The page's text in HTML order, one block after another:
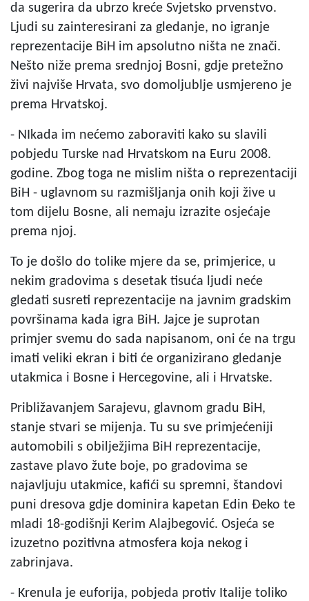
da sugerira da ubrzo kreće Svjetsko prvenstvo.
Ljudi su zainteresirani za gledanje, no igranje
reprezentacije BiH im apsolutno ništa ne znači.
Nešto niže prema srednjoj Bosni, gdje pretežno
živi najviše Hrvata, svo domoljublje usmjereno je
prema Hrvatskoj.
- NIkada im nećemo zaboraviti kako su slavili
pobjedu Turske nad Hrvatskom na Euru 2008.
godine. Zbog toga ne mislim ništa o reprezentaciji
BiH - uglavnom su razmišljanja onih koji žive u
tom dijelu Bosne, ali nemaju izrazite osjećaje
prema njoj.
To je došlo do tolike mjere da se, primjerice, u
nekim gradovima s desetak tisuća ljudi neće
gledati susreti reprezentacije na javnim gradskim
površinama kada igra BiH. Jajce je suprotan
primjer svemu do sada napisanom, oni će na trgu
imati veliki ekran i biti će organizirano gledanje
utakmica i Bosne i Hercegovine, ali i Hrvatske.
Približavanjem Sarajevu, glavnom gradu BiH,
stanje stvari se mijenja. Tu su sve primjećeniji
automobili s obilježjima BiH reprezentacije,
zastave plavo žute boje, po gradovima se
najavljuju utakmice, kafići su spremni, štandovi
puni dresova gdje dominira kapetan Edin Đeko te
mladi 18-godišnji Kerim Alajbegović. Osjeća se
izuzetno pozitivna atmosfera koja nekog i
zabrinjava.
- Krenula je euforija, pobjeda protiv Italije toliko